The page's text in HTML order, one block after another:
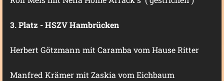
3. Platz - HSZV Hambrücken
Herbert Götzmann mit Caramba vom Hause Ritter
Manfred Krämer mit Zaskia vom Eichbaum